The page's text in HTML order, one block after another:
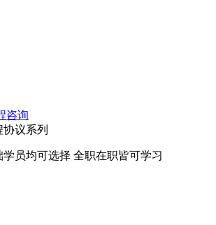
咨询
议系列
员均可选择 全职在职皆可学习